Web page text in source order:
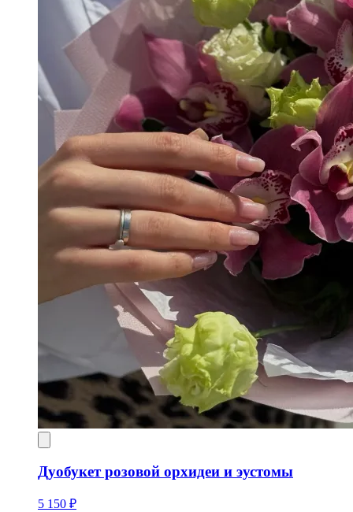
Дуобукет розовой орхидеи и эустомы
5 150 ₽